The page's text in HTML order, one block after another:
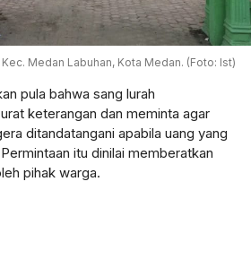
Medan Labuhan, Kota Medan. (Foto: Ist)
pula bahwa sang lurah
keterangan dan meminta agar
ditandatangani apabila uang yang
itu dinilai memberatkan
pihak warga.